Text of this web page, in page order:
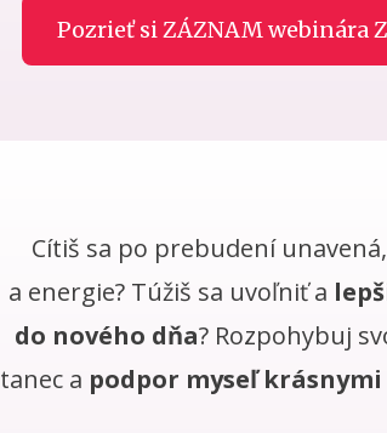
Pozrieť si ZÁZNAM webinára
Cítiš sa po prebudení
a energie? Túžiš sa uvoľniť a
do nového dňa? Rozpohybuj
tanec a podpor myseľ